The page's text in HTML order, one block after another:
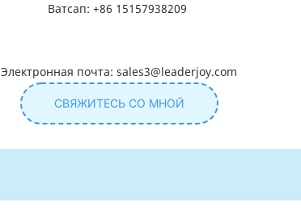
Ватсап: +86 15157938209
Электронная почта: sales3@leaderjoy.com
СВЯЖИТЕСЬ СО МНОЙ